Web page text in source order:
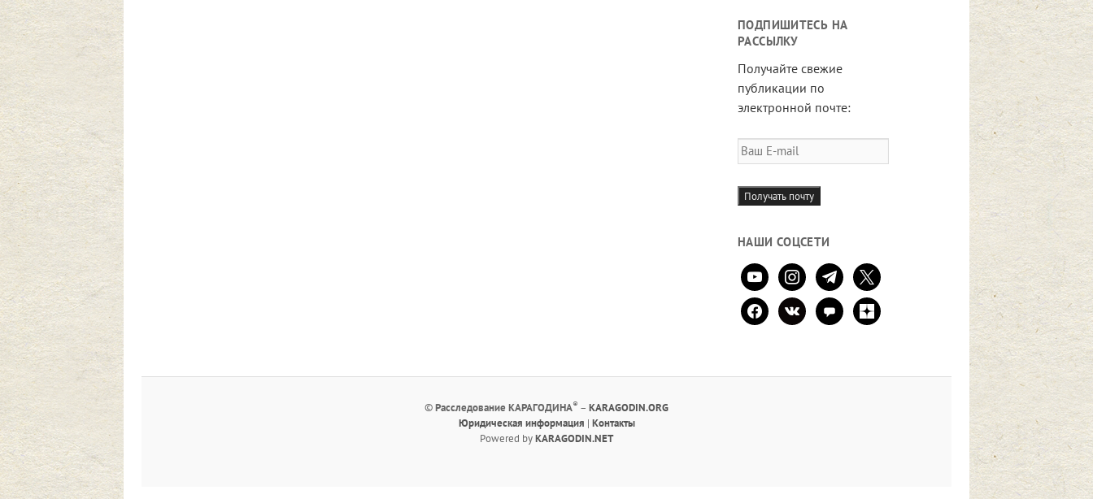
ПОДПИШИТЕСЬ НА
РАССЫЛКУ
Получайте свежие
публикации по
электронной почте:
Ваш
E-
mail
Получать почту
НАШИ СОЦСЕТИ
youtubeinstagramtelegram
x
facebookvkontaktecomment
zen-
yandex
©Расследование КАРАГОДИНА® – KARAGODIN.ORG
Юридическая информация | Контакты
Powered byKARAGODIN.NET